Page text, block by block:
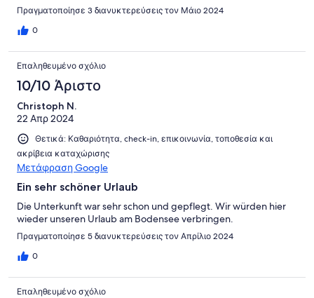
Πραγματοποίησε 3 διανυκτερεύσεις τον Μάιο 2024
0
Επαληθευμένο σχόλιο
10/10 Άριστο
Christoph N.
22 Απρ 2024
Θετικά: Καθαριότητα, check-in, επικοινωνία, τοποθεσία και
ακρίβεια καταχώρισης
Μετάφραση Google
Ein sehr schöner Urlaub
Die Unterkunft war sehr schon und gepflegt. Wir würden hier
wieder unseren Urlaub am Bodensee verbringen.
Πραγματοποίησε 5 διανυκτερεύσεις τον Απρίλιο 2024
0
Επαληθευμένο σχόλιο